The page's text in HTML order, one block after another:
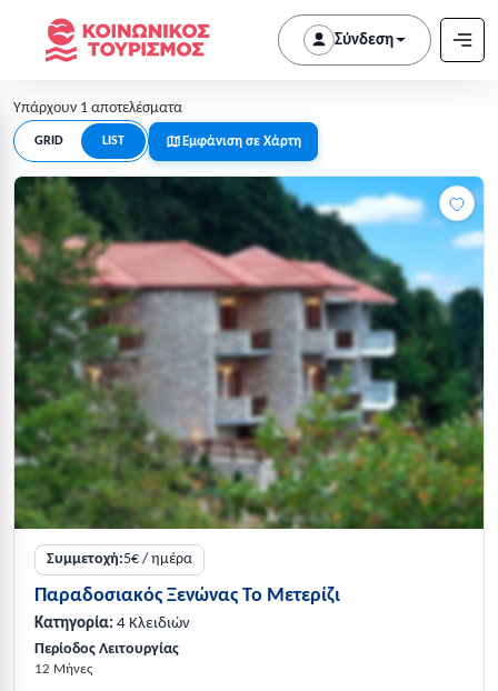
Σύνδεση
Υπάρχουν 1 αποτελέσματα
GRID LIST Εμφάνιση σε Χάρτη
Συμμετοχή:5€ / ημέρα
Παραδοσιακός Ξενώνας Το Μετερίζι
Κατηγορία: 4 Κλειδιών
Περίοδος Λειτουργίας
12 Μήνες